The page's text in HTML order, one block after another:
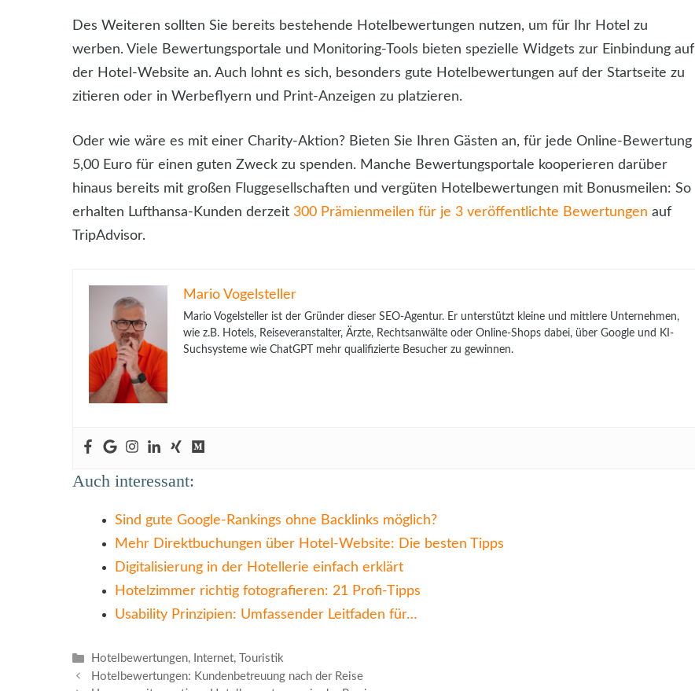
Des Weiteren sollten Sie bereits bestehende Hotelbewertungen nutzen, um für Ihr Hotel zu
werben. Viele Bewertungsportale und Monitoring-Tools bieten spezielle Widgets zur Einbindung auf
der Hotel-Website an. Auch lohnt es sich, besonders gute Hotelbewertungen auf der Startseite zu
zitieren oder in Werbeflyern und Print-Anzeigen zu platzieren.
Oder wie wäre es mit einer Charity-Aktion? Bieten Sie Ihren Gästen an, für jede Online-Bewertung
5,00 Euro für einen guten Zweck zu spenden. Manche Bewertungsportale kooperieren darüber
hinaus bereits mit großen Fluggesellschaften und vergüten Hotelbewertungen mit Bonusmeilen: So
erhalten Lufthansa-Kunden derzeit 300 Prämienmeilen für je 3 veröffentlichte Bewertungen auf
TripAdvisor.
Mario Vogelsteller
Mario Vogelsteller ist der Gründer dieser SEO-Agentur. Er unterstützt kleine und mittlere Unternehmen,
wie z.B. Hotels, Reiseveranstalter, Ärzte, Rechtsanwälte oder Online-Shops dabei, über Google und KI-
Suchsysteme wie ChatGPT mehr qualifizierte Besucher zu gewinnen.
Auch interessant:
Sind gute Google-Rankings ohne Backlinks möglich?
Mehr Direktbuchungen über Hotel-Website: Die besten Tipps
Digitalisierung in der Hotellerie einfach erklärt
Hotelzimmer richtig fotografieren: 21 Profi-Tipps
Usability Prinzipien: Umfassender Leitfaden für…
Kategorien
Hotelbewertungen, Internet,
Touristik
Hotelbewertungen: Kundenbetreuung nach der Reise